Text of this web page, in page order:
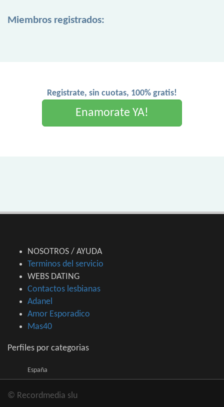
Miembros registrados:
Registrate, sin cuotas, 100% gratis!
Enamorate YA!
NOSOTROS / AYUDA
Terminos del servicio
WEBS DATING
Contactos lesbianas
Adanel
Amor Esporadico
Mas40
Perfiles por categorias
España
© Recordmedia slu